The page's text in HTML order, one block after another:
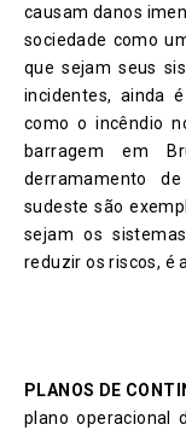
causam danos
sociedade como
que sejam seus
incidentes, ainda
como o incêndio
barragem em
derramamento
sudeste são
sejam os
reduzir os riscos, é
PLANOS DE
plano operacional